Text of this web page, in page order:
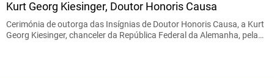
Kurt Georg Kiesinger, Doutor Honoris Causa
Cerimónia de outorga das Insígnias de Doutor Honoris Causa, a Kurt
Georg Kiesinger, chanceler da República Federal da Alemanha, pela…